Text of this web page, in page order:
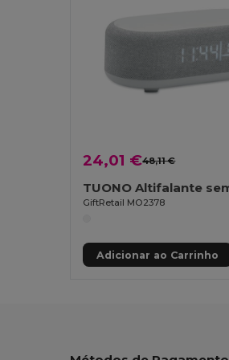
24,01 €48,11 €
GiftRetail MO2378
Adicionar ao Carrinho